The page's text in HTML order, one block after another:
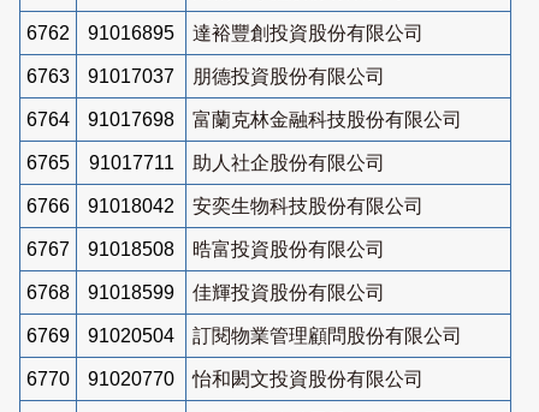
6762 91016895 達裕豐創投資股份有限公司
6763 91017037 朋德投資股份有限公司
6764 91017698 富蘭克林金融科技股份有限公司
6765 91017711 助人社企股份有限公司
6766 91018042 安奕生物科技股份有限公司
6767 91018508 晧富投資股份有限公司
6768 91018599 佳輝投資股份有限公司
6769 91020504 訂閱物業管理顧問股份有限公司
6770 91020770 怡和閎文投資股份有限公司